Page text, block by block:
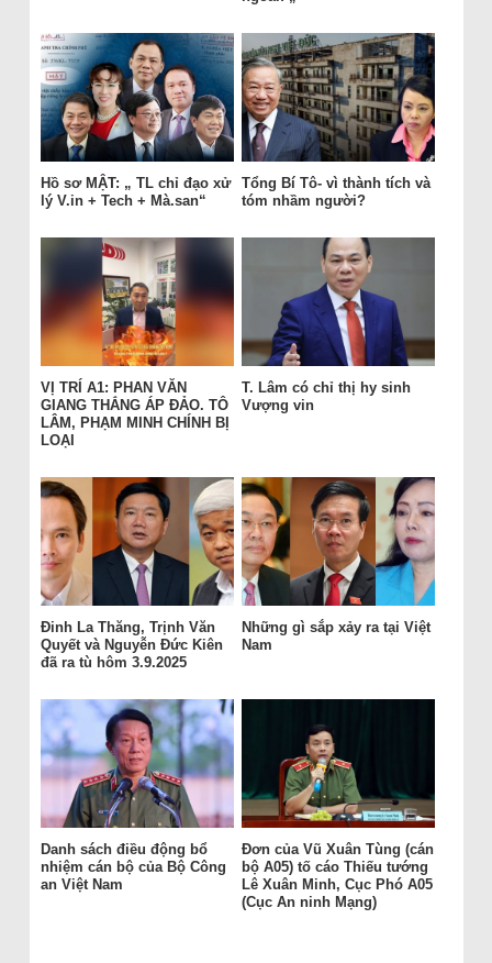
Hồ sơ MẬT: „ TL chỉ đạo xử
lý V.in + Tech + Mà.san“
Tổng Bí Tô- vì thành tích và
tóm nhầm người?
VỊ TRÍ A1: PHAN VĂN
GIANG THẮNG ÁP ĐẢO. TÔ
LÂM, PHẠM MINH CHÍNH BỊ
LOẠI
T. Lâm có chỉ thị hy sinh
Vượng vin
Đinh La Thăng, Trịnh Văn
Quyết và Nguyễn Đức Kiên
đã ra tù hôm 3.9.2025
Những gì sắp xảy ra tại Việt
Nam
Danh sách điều động bổ
nhiệm cán bộ của Bộ Công
an Việt Nam
Ðơn của Vũ Xuân Tùng (cán
bộ A05) tố cáo Thiếu tướng
Lê Xuân Minh, Cục Phó A05
(Cục An ninh Mạng)